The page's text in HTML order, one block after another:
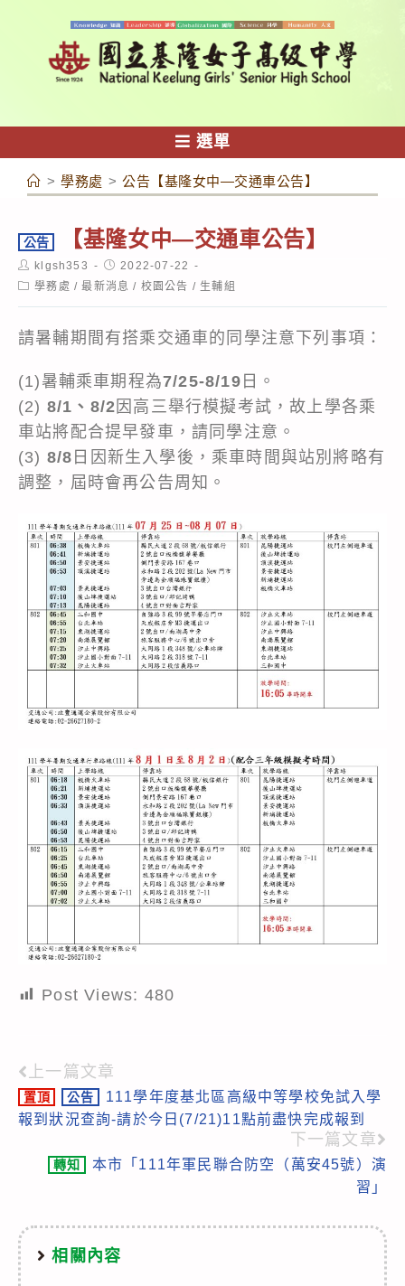
容
選單
> 學務處 > 公告【基隆女中—交通車公告】
公告 【基隆女中—交通車公告】
Post
author:
klgsh353
Post
published:
2022-07-22
Post學務處 / 最新消息 / 校園公告 / 生輔組
請暑輔期間有搭乘交通車的同學注意下列事項：
(1)暑輔乘車期程為7/25-8/19 日。
(2) 8/1、8/2 因高三舉行模擬考試，故上學各乘
車站將配合提早發車，請同學注意。
(3) 8/8 日因新生入學後，乘車時間與站別將略有
調整，屆時會再公告周知。
Post Views: 480
Read
more
上一篇文章
置頂 公告
111學年度基北區高級中等學校免試入學
報到狀況查詢-請於今日(7/21)11點前盡快完成報到
下一篇文章
轉知
本市「111年軍民聯合防空（萬安45號）演
習」
相關內容